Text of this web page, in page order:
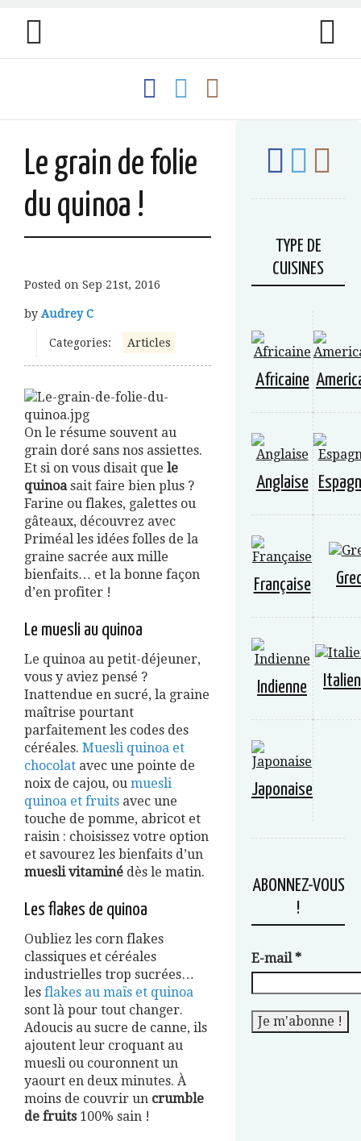
Le grain de folie
du quinoa !
Posted on Sep 21st, 2016
by Audrey C
Categories: Articles
On le résume souvent au
grain doré sans nos assiettes.
Et si on vous disait que le
quinoasait faire bien plus ?
Farine ou flakes, galettes ou
gâteaux, découvrez avec
Priméal les idées folles de la
graine sacrée aux mille
bienfaits… et la bonne façon
d’en profiter !
Le muesli au quinoa
Le quinoa au petit-déjeuner,
vous y aviez pensé ?
Inattendue en sucré, la graine
maîtrise pourtant
parfaitement les codes des
céréales. Muesli quinoa et
chocolat avec une pointe de
noix de cajou, ou muesli
quinoa et fruits avec une
touche de pomme, abricot et
raisin : choisissez votre option
et savourez les bienfaits d’un
muesli vitaminé dès le matin.
Les flakes de quinoa
Oubliez les corn flakes
classiques et céréales
industrielles trop sucrées…
les flakes au maïs et quinoa
sont là pour tout changer.
Adoucis au sucre de canne, ils
ajoutent leur croquant au
muesli ou couronnent un
yaourt en deux minutes. À
moins de couvrir un crumble
de fruits100% sain !
TYPE DE
CUISINES
Africaine
Anglaise
Française
Indienne
Japonaise
ABONNEZ-VOUS
!
E-mail*